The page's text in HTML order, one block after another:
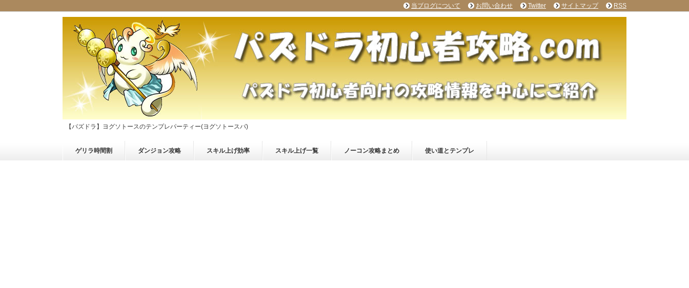
【パズドラ】ヨグソトースのテンプレパーティー(ヨグソトースパ)
ゲリラ時間割 ダンジョン攻略 スキル上げ効率 スキル上げ一覧 ノーコン攻略まとめ 使い道とテンプレ
当ブログについて お問い合わせ Twitter サイトマップ RSS